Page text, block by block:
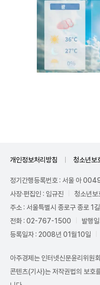
개인정보처리방침 청소년보
정기간행등록번호 : 서울 아
사장·편집인 : 임규진
청소년보
주소 : 서울특별시 종로구 종로
전화 : 02-767-1500
발행
등록일자 : 2008년 01월10일
아주경제는 인터넷신문윤리위원
콘텐츠(기사)는 저작권법의 보호